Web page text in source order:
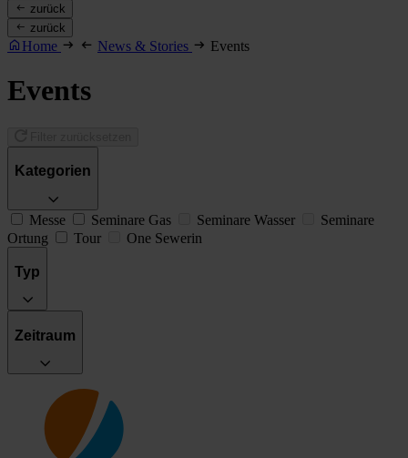
zurück
zurück
Home News & Stories Events
Events
Kategorien
Messe Seminare Gas Seminare Wasser
Seminare
Ortung
Tour One Sewerin
Typ
Zeitraum